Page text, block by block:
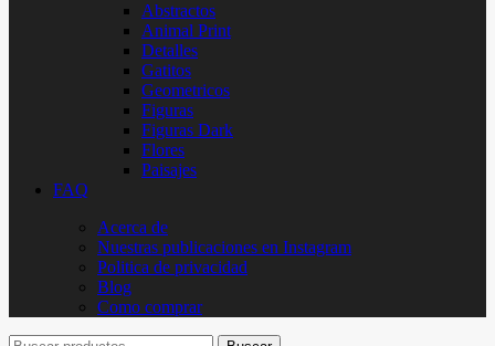
Abstractos
Animal Print
Detalles
Gatitos
Geometricos
Figuras
Figuras Dark
Flores
Paisajes
FAQ
Acerca de
Nuestras publicaciones en Instagram
Politica de privacidad
Blog
Como comprar